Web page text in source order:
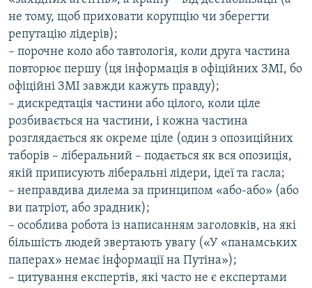
не тому, щоб приховати корупцію чи зберегти
репутацію лідерів);
– порочне коло або тавтологія, коли друга частина
повторює першу (ця інформація в офіційних ЗМІ, бо
офіційні ЗМІ завжди кажуть правду);
– дискредтація частини або цілого, коли ціле
розбивається на частини, і кожна частина
розглядається як окреме ціле (один з опозиційних
таборів – ліберальний – подається як вся опозиція,
якій приписують ліберальні лідери, ідеї та гасла;
– неправдива дилема за принципом «або-або» (або
ви патріот, або зрадник);
– особлива робота із написанням заголовків, на які
більшість людей звертають увагу («У «панамських
паперах» немає інформації на Путіна»);
– цитування експертів, які часто не є експертами